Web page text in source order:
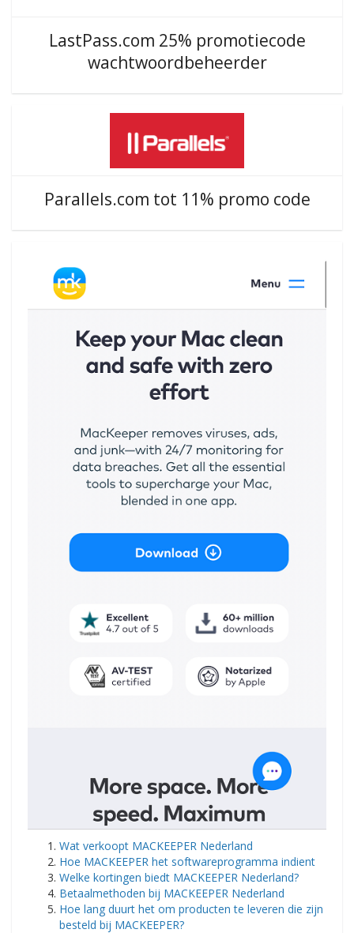
LastPass.com 25% promotiecode
wachtwoordbeheerder
Parallels.com tot 11% promo code
Wat verkoopt MACKEEPER Nederland
Hoe MACKEEPER het softwareprogramma indient
Welke kortingen biedt MACKEEPER Nederland?
Betaalmethoden bij MACKEEPER Nederland
Hoe lang duurt het om producten te leveren die zijn
besteld bij MACKEEPER?